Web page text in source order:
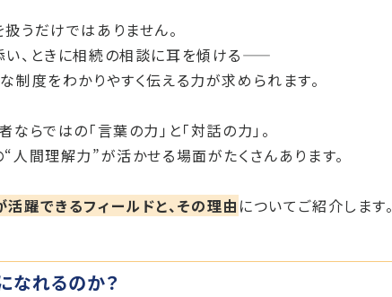
うだけではありません。
、ときに相続の相談に耳を傾ける――
制度をわかりやすく伝える力が求められます。
らではの「言葉の力」と「対話の力」。
人間理解力”が活かせる場面がたくさんあります。
躍できるフィールドと、その理由 についてご紹介します。
なれるのか？